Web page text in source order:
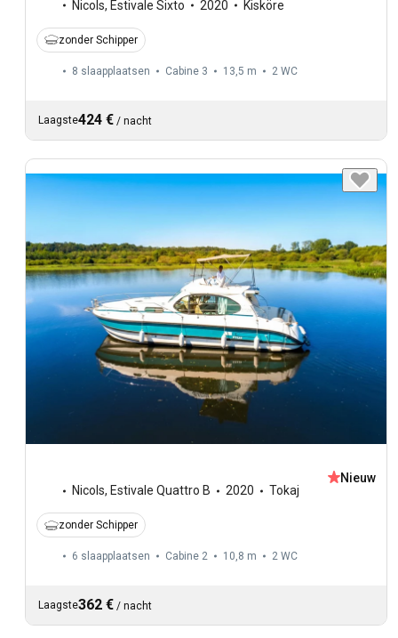
Nicols, Estivale Sixto 2020 Kisköre
zonder Schipper
8 slaapplaatsen Cabine 3 13,5 m 2 WC
Laagste424 € / nacht
Nicols, Estivale Quattro B 2020 Tokaj
Nieuw
zonder Schipper
6 slaapplaatsen Cabine 2 10,8 m 2 WC
Laagste362 € / nacht